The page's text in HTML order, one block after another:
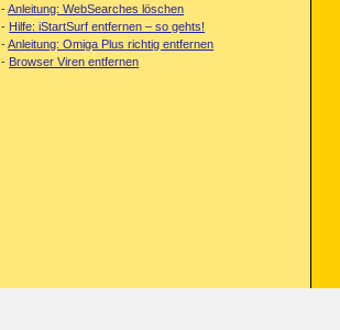
-Anleitung: WebSearches löschen
- Hilfe: iStartSurf entfernen – so gehts!
-Anleitung: Omiga Plus richtig entfernen
- Browser Viren entfernen